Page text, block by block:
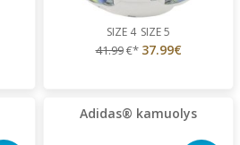
SIZE 4 SIZE 5
41.99€* 37.99€
Adidas® kamuolys